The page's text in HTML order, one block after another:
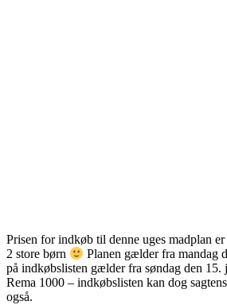
Prisen for indkøb til denne uges madplan er
2 store børn
Planen gælder fra mandag
på indkøbslisten gælder fra søndag den 15.
Rema 1000 – indkøbslisten kan dog
også.